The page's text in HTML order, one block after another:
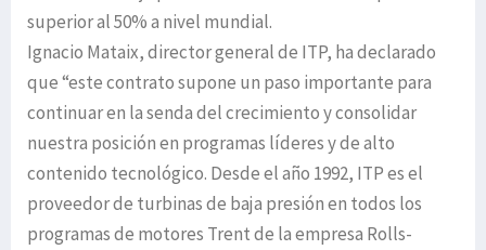
superior al 50% a nivel mundial.
Ignacio Mataix, director general de ITP, ha declarado
que “este contrato supone un paso importante para
continuar en la senda del crecimiento y consolidar
nuestra posición en programas líderes y de alto
contenido tecnológico. Desde el año 1992, ITP es el
proveedor de turbinas de baja presión en todos los
programas de motores Trent de la empresa Rolls-